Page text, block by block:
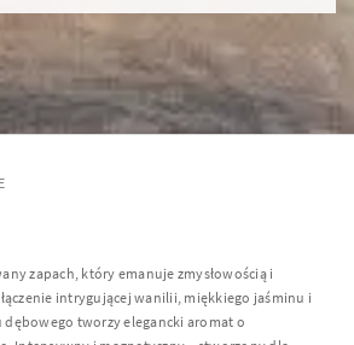
zapach, który emanuje zmysłowością i
intrygującej wanilii, miękkiego jaśminu i
tworzy elegancki aromat o